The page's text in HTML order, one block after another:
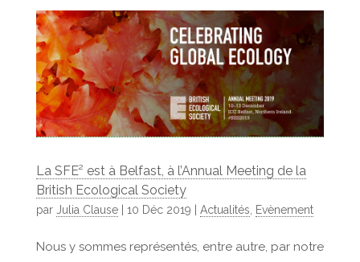
La SFE² est à Belfast, à l’Annual Meeting de la
British Ecological Society
par Julia Clause| 10 Déc 2019 Actualités, Evènement
Nous y sommes représentés, entre autre, par notre